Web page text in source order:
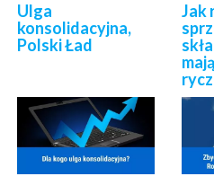
Ulga
konsolidacyjna,
Polski Ład
Jak